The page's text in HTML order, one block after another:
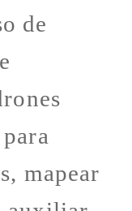
de
mapear